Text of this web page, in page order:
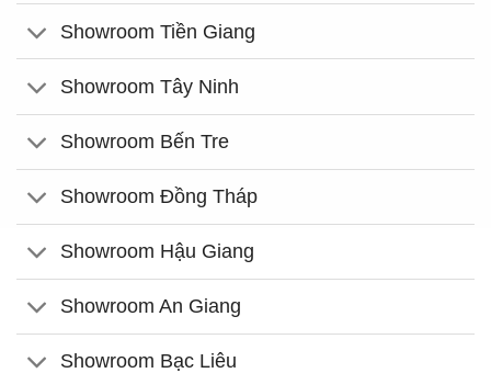
Showroom Tiền Giang
Showroom Tây Ninh
Showroom Bến Tre
Showroom Đồng Tháp
Showroom Hậu Giang
Showroom An Giang
Showroom Bạc Liêu